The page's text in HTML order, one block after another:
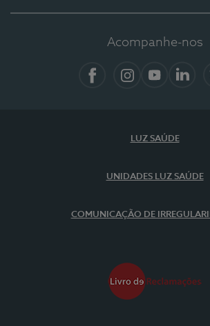
Acompanhe-nos
LUZ SAÚDE
UNIDADES LUZ SAÚDE
COMUNICAÇÃO DE